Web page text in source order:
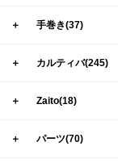
＋ 手巻き(37)
＋ カルティバ(245)
＋ Zaito(18)
＋ パーツ(70)